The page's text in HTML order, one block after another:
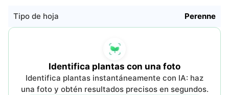
Tipo de hoja Perenne
Identifica plantas con una foto
Identifica plantas instantáneamente con IA: haz
una foto y obtén resultados precisos en segundos.